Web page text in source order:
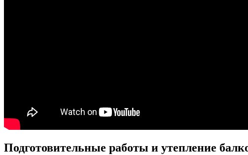
Подготовительные работы и утепление